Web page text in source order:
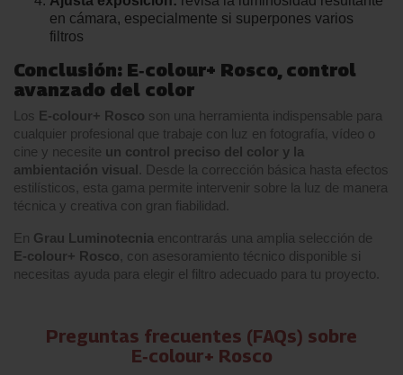
en cámara, especialmente si superpones varios
filtros
Conclusión: E‑colour+ Rosco, control
avanzado del color
Los E‑colour+ Rosco son una herramienta indispensable para
cualquier profesional que trabaje con luz en fotografía, vídeo o
cine y necesite un control preciso del color y la
ambientación visual . Desde la corrección básica hasta efectos
estilísticos, esta gama permite intervenir sobre la luz de manera
técnica y creativa con gran fiabilidad.
En Grau Luminotecnia encontrarás una amplia selección de
E‑colour+ Rosco , con asesoramiento técnico disponible si
necesitas ayuda para elegir el filtro adecuado para tu proyecto.
Preguntas frecuentes (FAQs) sobre
E‑colour+ Rosco